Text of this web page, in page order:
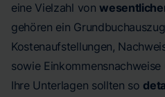
eine Vielzahl von
gehören ein
Kostenaufstellungen,
sowie
Ihre Unterlagen sollten so